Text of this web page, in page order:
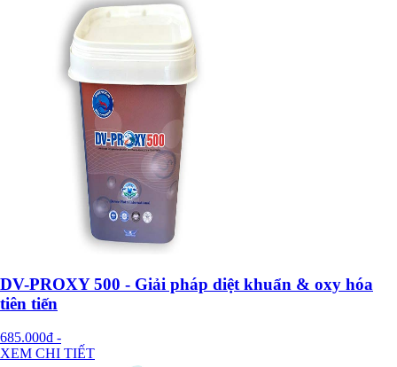
DV-PROXY 500 - Giải pháp diệt khuẩn & oxy hóa
tiên tiến
685.000đ -
XEM CHI TIẾT